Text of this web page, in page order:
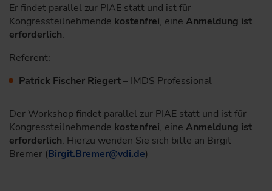
Er findet parallel zur PIAE statt und ist für
Kongressteilnehmende kostenfrei, eine Anmeldung ist
erforderlich.
Referent:
Patrick Fischer Riegert– IMDS Professional
Der Workshop findet parallel zur PIAE statt und ist für
Kongressteilnehmende kostenfrei, eine Anmeldung ist
erforderlich. Hierzu wenden Sie sich bitte an Birgit
Bremer (Birgit.Bremer@vdi.de)